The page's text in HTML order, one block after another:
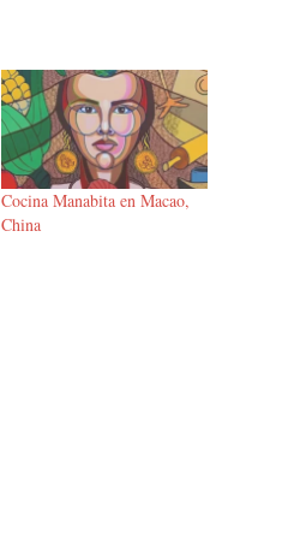
Cocina Manabita en Macao,
China